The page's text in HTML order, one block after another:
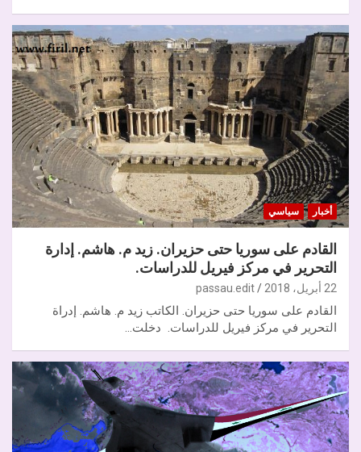
أخبار سياسي
القادم على سوريا حتى حزيران. زيد م. هاشم. إدارة
التحرير في مركز فيريل للدراسات.
22 أبريل، 2018 passau.edit
القادم على سوريا حتى حزيران. الكاتب زيد م. هاشم. إدراة
التحرير في مركز فيريل للدراسات. دخلت…